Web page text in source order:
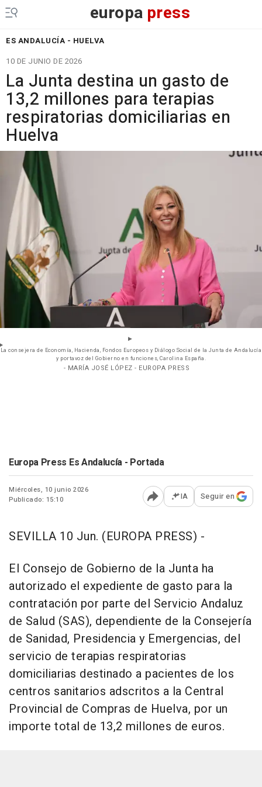
europa press
ES ANDALUCÍA - HUELVA
10 DE JUNIO DE 2026
La Junta destina un gasto de
13,2 millones para terapias
respiratorias domiciliarias en
Huelva
La consejera de Economía, Hacienda, Fondos Europeos y Diálogo Social de la Junta de Andalucía
y portavoz del Gobierno en funciones, Carolina España.
- MARÍA JOSÉ LÓPEZ - EUROPA PRESS
Europa Press Es Andalucía - Portada
Miércoles, 10 junio 2026
Publicado: 15:10
Abrir opciones para
IA Seguir en
SEVILLA 10 Jun. (EUROPA PRESS) -
El Consejo de Gobierno de la Junta ha
autorizado el expediente de gasto para la
contratación por parte del Servicio Andaluz
de Salud (SAS), dependiente de la Consejería
de Sanidad, Presidencia y Emergencias, del
servicio de terapias respiratorias
domiciliarias destinado a pacientes de los
centros sanitarios adscritos a la Central
Provincial de Compras de Huelva, por un
importe total de 13,2 millones de euros.